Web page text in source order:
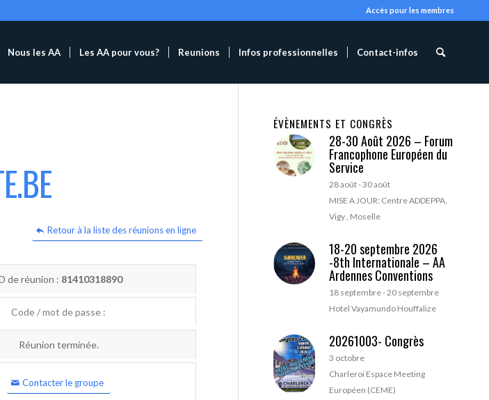
Accès pour les membres
Nous les AA Les AA pour vous? Reunions Infos professionnelles Contact-infos
Retour à la liste des réunions en ligne
de réunion : 81410318890
Code / mot de passe :
Réunion terminée.
Contacter le groupe
ÉVÈNEMENTS ET CONGRÈS
28-30 Août 2026 – Forum
Francophone Européen du
Service
28 août-30 août
MISE A JOUR: Centre ADDEPPA,
Vigy , Moselle
18-20 septembre 2026
-8th Internationale – AA
Ardennes Conventions
18 septembre-20 septembre
Hotel Vayamundo Houffalize
20261003- Congrès
3 octobre
Charleroi Espace Meeting
Européen (CEME)